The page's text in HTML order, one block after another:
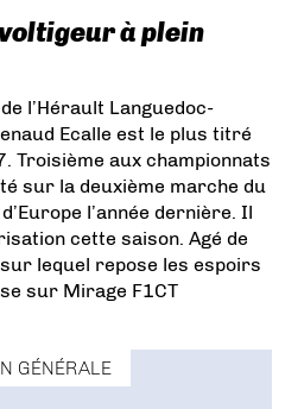
à plein
l’Hérault Languedoc-
Ecalle est le plus titré
Troisième aux championnats
sur la deuxième marche du
l’année dernière. Il
cette saison. Agé de
lequel repose les espoirs
sur Mirage F1CT
GÉNÉRALE